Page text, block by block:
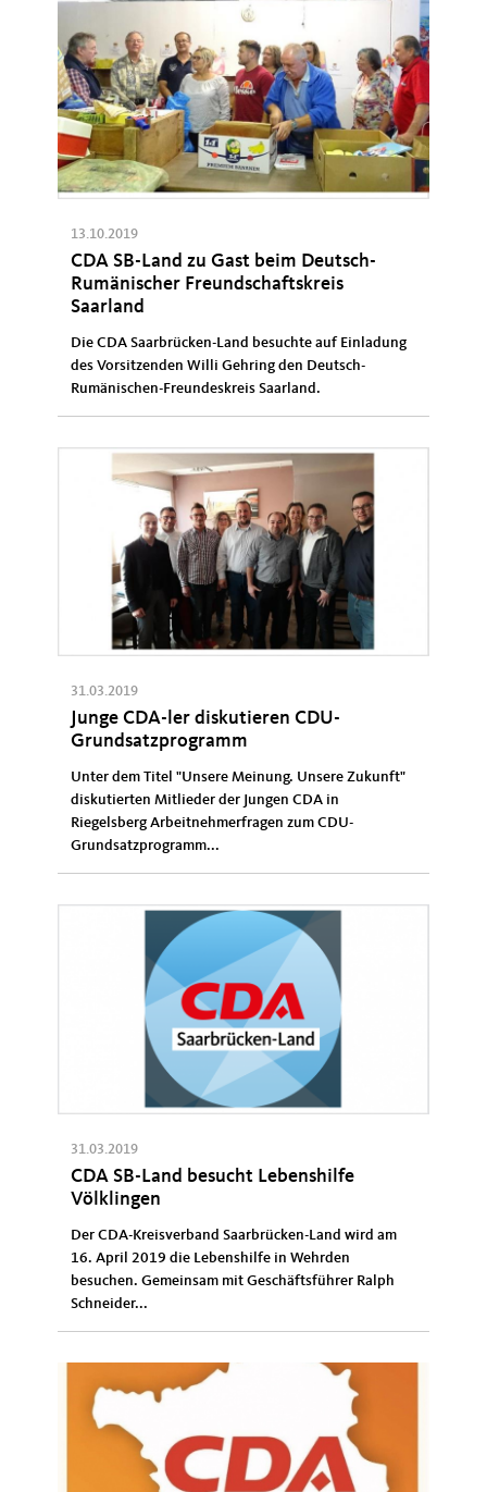
13.10.2019
CDA SB-Land zu Gast beim Deutsch-
Rumänischer Freundschaftskreis
Saarland
Die CDA Saarbrücken-Land besuchte auf Einladung
des Vorsitzenden Willi Gehring den Deutsch-
Rumänischen-Freundeskreis Saarland.
31.03.2019
Junge CDA-ler diskutieren CDU-
Grundsatzprogramm
Unter dem Titel "Unsere Meinung. Unsere Zukunft"
diskutierten Mitlieder der Jungen CDA in
Riegelsberg Arbeitnehmerfragen zum CDU-
Grundsatzprogramm...
31.03.2019
CDA SB-Land besucht Lebenshilfe
Völklingen
Der CDA-Kreisverband Saarbrücken-Land wird am
16. April 2019 die Lebenshilfe in Wehrden
besuchen. Gemeinsam mit Geschäftsführer Ralph
Schneider...